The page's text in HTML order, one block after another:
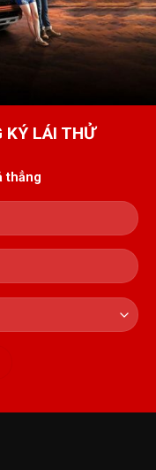
KÝ LÁI THỬ
thẳng